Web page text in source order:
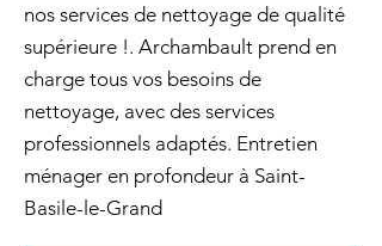
nos services de nettoyage de qualité
supérieure !. Archambault prend en
charge tous vos besoins de
nettoyage, avec des services
professionnels adaptés. Entretien
ménager en profondeur à Saint-
Basile-le-Grand